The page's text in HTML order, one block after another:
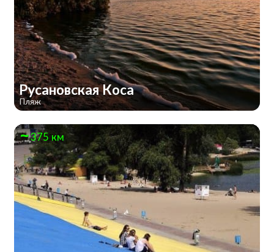
Русановская Коса
Пляж
375 км